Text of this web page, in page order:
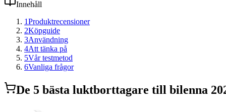
Innehåll
1Produktrecensioner
2Köpguide
3Användning
4Att tänka på
5Vår testmetod
6Vanliga frågor
De 5 bästa luktborttagare till bilenna